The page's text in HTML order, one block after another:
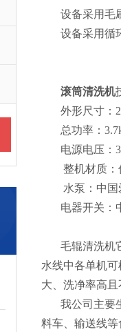
设备采用毛
设备采用循
滚筒清洗机
外形尺寸：
总功率：
电源电压：
整机材质：
水泵：中
电器开关：
毛辊清洗机
水线中各单机
大、洗净率高
我公司主要
料车、输送线